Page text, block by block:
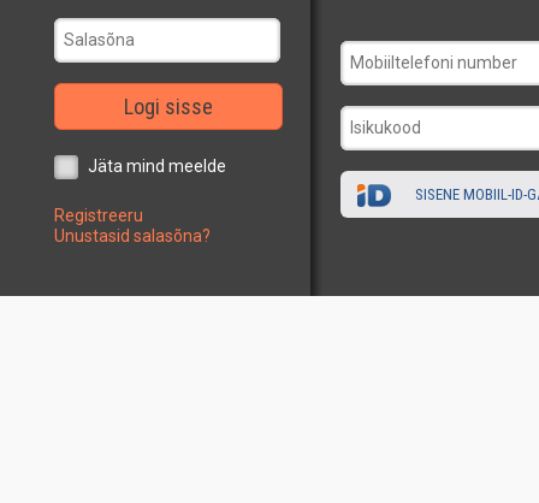
Logi sisse
Jäta mind meelde
Registreeru
Unustasid salasõna?
SISENE MOBIIL-ID-